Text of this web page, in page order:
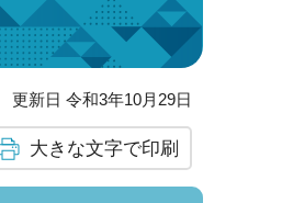
更新日 令和3年10月29日
大きな文字で印刷